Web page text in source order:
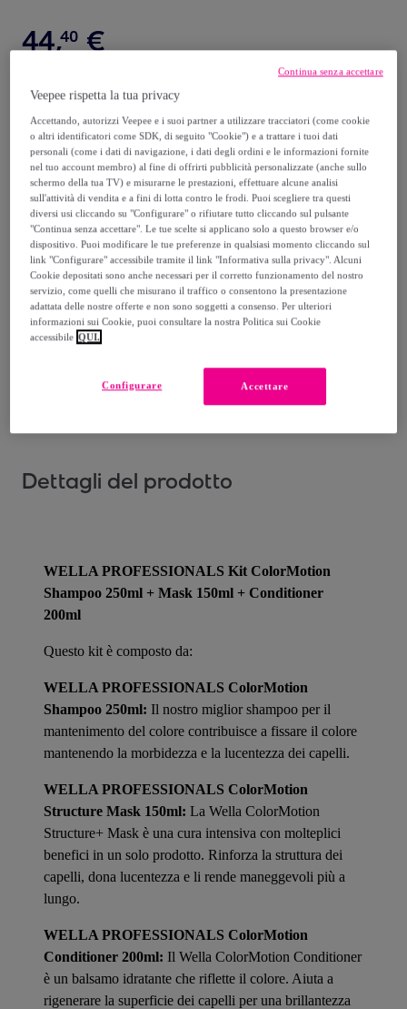
44,40 €
-28%
Venduto daPENELOPE S.R.L.
Consegna
Spedizione gratuita
Consegna: tra il12/08e il15/08
Dettagli del prodotto
WELLA PROFESSIONALS Kit ColorMotion
Shampoo 250ml + Mask 150ml + Conditioner
200ml
Questo kit è composto da:
WELLA PROFESSIONALS ColorMotion
Shampoo 250ml: Il nostro miglior shampoo per il
mantenimento del colore contribuisce a fissare il colore
mantenendo la morbidezza e la lucentezza dei capelli.
WELLA PROFESSIONALS ColorMotion
Structure Mask 150ml: La Wella ColorMotion
Structure+ Mask è una cura intensiva con molteplici
benefici in un solo prodotto. Rinforza la struttura dei
capelli, dona lucentezza e li rende maneggevoli più a
lungo.
WELLA PROFESSIONALS ColorMotion
Conditioner 200ml: Il Wella ColorMotion Conditioner
è un balsamo idratante che riflette il colore. Aiuta a
rigenerare la superficie dei capelli per una brillantezza
Veepee rispetta la tua privacy
Accettando, autorizzi Veepee e i suoi partner a utilizzare tracciatori (come cookie
o altri identificatori come SDK, di seguito "Cookie") e a trattare i tuoi dati
personali (come i dati di navigazione, i dati degli ordini e le informazioni fornite
nel tuo account membro) al fine di offrirti pubblicità personalizzate (anche sullo
schermo della tua TV) e misurarne le prestazioni, effettuare alcune analisi
sull'attività di vendita e a fini di lotta contro le frodi. Puoi scegliere tra questi
diversi usi cliccando su "Configurare" o rifiutare tutto cliccando sul pulsante
"Continua senza accettare". Le tue scelte si applicano solo a questo browser e/o
dispositivo. Puoi modificare le tue preferenze in qualsiasi momento cliccando sul
link "Configurare" accessibile tramite il link "Informativa sulla privacy". Alcuni
Cookie depositati sono anche necessari per il corretto funzionamento del nostro
servizio, come quelli che misurano il traffico o consentono la presentazione
adattata delle nostre offerte e non sono soggetti a consenso. Per ulteriori
informazioni sui Cookie, puoi consultare la nostra Politica sui Cookie
accessibile QUI.
Accettare
Configurare
Continua senza accettare